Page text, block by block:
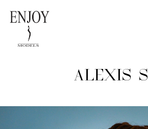
ALEXIS S